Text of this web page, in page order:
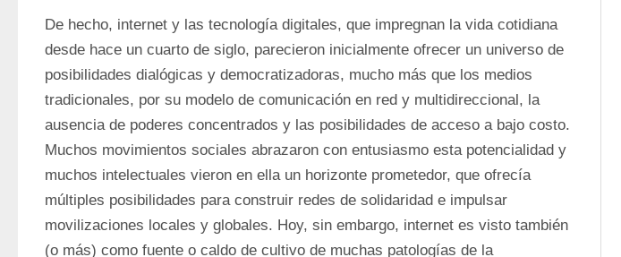
De hecho, internet y las tecnología digitales, que impregnan la vida cotidiana
desde hace un cuarto de siglo, parecieron inicialmente ofrecer un universo de
posibilidades dialógicas y democratizadoras, mucho más que los medios
tradicionales, por su modelo de comunicación en red y multidireccional, la
ausencia de poderes concentrados y las posibilidades de acceso a bajo costo.
Muchos movimientos sociales abrazaron con entusiasmo esta potencialidad y
muchos intelectuales vieron en ella un horizonte prometedor, que ofrecía
múltiples posibilidades para construir redes de solidaridad e impulsar
movilizaciones locales y globales. Hoy, sin embargo, internet es visto también
(o más) como fuente o caldo de cultivo de muchas patologías de la